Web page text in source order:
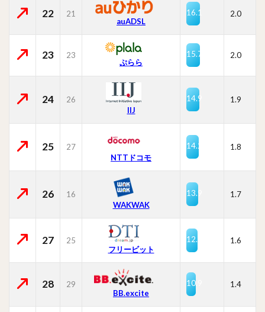
22
21
auADSL
16.1 2.0
23 23
ぷらら
15.7 2.0
24
26
IIJ
14.9 1.9
25
27
NTTドコモ
14.2 1.8
26
16
WAKWAK
13.9 1.7
27
25
フリービット
12.9 1.6
28
29
BB.excite
10.9 1.4